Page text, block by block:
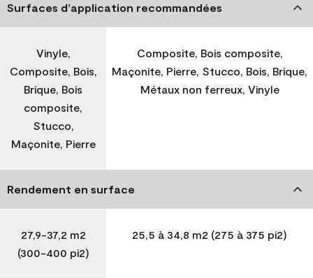
Surfaces d’application recommandées
Vinyle,
Composite, Bois,
Brique, Bois
composite,
Stucco,
Maçonite, Pierre
Composite, Bois composite,
Maçonite, Pierre, Stucco, Bois, Brique,
Métaux non ferreux, Vinyle
Rendement en surface
27,9-37,2 m2
(300-400 pi2)
25,5 à 34,8 m2 (275 à 375 pi2)